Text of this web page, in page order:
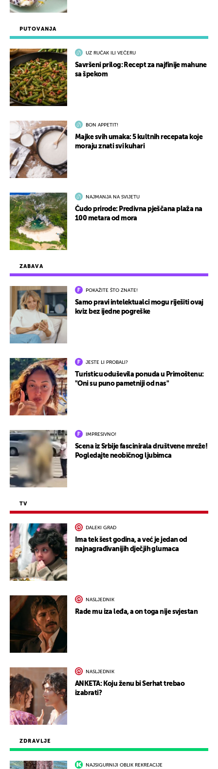
ZDRAVLJE
NAJSIGURNIJI OBLIK REKREACIJE
ZABAVA
POKAŽITE ŠTO ZNATE!
Samo pravi intelektualci mogu riješiti ovaj
kviz bez ijedne pogreške
JESTE LI PROBALI?
Turisticu oduševila ponuda u Primoštenu:
"Oni su puno pametniji od nas"
IMPRESIVNO!
Scena iz Srbije fascinirala društvene mreže!
Pogledajte neobičnog ljubimca
TV
DALEKI GRAD
Ima tek šest godina, a već je jedan od
najnagrađivanijih dječjih glumaca
NASLJEDNIK
Rade mu iza leđa, a on toga nije svjestan
NASLJEDNIK
ANKETA: Koju ženu bi Serhat trebao
izabrati?
PUTOVANJA
UZ RUČAK ILI VEČERU
Savršeni prilog: Recept za najfinije mahune
sa špekom
BON APPETIT!
Majke svih umaka: 5 kultnih recepata koje
moraju znati svi kuhari
NAJMANJA NA SVIJETU
Čudo prirode: Predivna pješčana plaža na
100 metara od mora